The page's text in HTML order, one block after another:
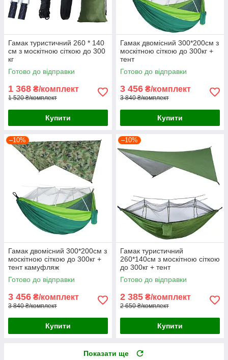
Гамак туристичний 260 * 140
см з москітною сіткою до 300
кг
Готово до відправки
1 368 ₴/комплект
1 520 ₴/комплект
Купити
Гамак двомісний 300*200см з
москітною сіткою до 300кг +
тент
Готово до відправки
3 456 ₴/комплект
3 840 ₴/комплект
Купити
–10%
Гамак двомісний 300*200см з
москітною сіткою до 300кг +
тент камуфляж
Готово до відправки
3 456 ₴/комплект
3 840 ₴/комплект
Купити
–10%
Гамак туристичний
260*140см з москітною сіткою
до 300кг + тент
Готово до відправки
2 385 ₴/комплект
2 650 ₴/комплект
Купити
Показати ще